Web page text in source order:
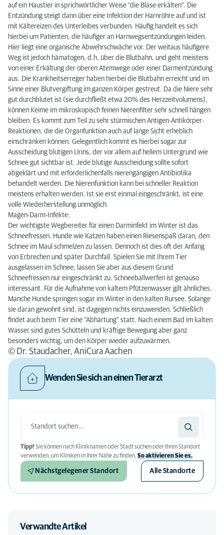
auf ein Haustier in sprichwörtlicher Weise "die Blase erkälten". Die
Entzündung steigt dann über eine Infektion der Harnröhre auf und ist
mit Kältereizen des Unterleibes verbunden. Häufig handelt es sich
hierbei um Patienten, die häufiger an Harnwegsentzündungen leiden.
Hier liegt eine organische Abwehrschwäche vor. Der weitaus häufigere
Weg ist jedoch hämatogen, d.h. über die Blutbahn, und geht meistens
von einer Erkältung der oberen Atemwege oder einer Darmentzündung
aus. Die Krankheitserreger haben hierbei die Blutbahn erreicht und im
Sinne einer Blutvergiftung im ganzen Körper gestreut. Da die Niere sehr
gut durchblutet ist (sie durchfließt etwa 20% des Herzzeitvolumens),
können Keime im mikroskopisch feinen Nierenfilter sehr schnell hängen
bleiben. Es kommt zum Teil zu sehr stürmischen Antigen-Antikörper-
Reaktionen, die die Organfunktion auch auf lange Sicht erheblich
einschränken können. Gelegentlich kommt es hierbei sogar zur
Ausscheidung blutigen Urins, der vor allem auf hellem Untergrund wie
Schnee gut sichtbar ist. Jede blutige Ausscheidung sollte sofort
abgeklärt und mit erforderlichenfalls nierengängigen Antibiotika
behandelt werden. Die Nierenfunktion kann bei schneller Reaktion
meistens erhalten werden. Ist sie erst einmal eingeschränkt, ist eine
volle Wiederherstellung unmöglich.
Magen-Darm-Infekte:
Der wichtigste Wegbereiter für einen Darminfekt im Winter ist das
Schneefressen. Hunde wie Katzen haben einen Riesenspaß daran, den
Schnee im Maul schmelzen zu lassen. Dennoch ist dies oft der Anfang
von Erbrechen und später Durchfall. Spielen Sie mit Ihrem Tier
ausgelassen im Schnee, lassen Sie aber aus diesem Grund
Schneefressen nur eingeschränkt zu. Schneeballwerfen ist genauso
interessant. Für die Aufnahme von kaltem Pfützenwasser gilt ähnliches.
Manche Hunde springen sogar im Winter in den kalten Rursee. Solange
sie daran gewohnt sind, ist dagegen nichts einzuwenden. Schließlich
findet auch beim Tier eine "Abhärtung" statt. Nach einem Bad im kalten
Wasser sind gutes Schütteln und kräftige Bewegung aber ganz
besonders wichtig, um den Körper wieder aufzuwärmen.
© Dr. Staudacher, AniCura Aachen
Wenden Sie sich an einen Tierarzt
Tipp! Sie können nach Kliniknamen oder Stadt suchen oder Ihren Standort
verwenden, um Kliniken in Ihrer Nähe zu finden. So aktivieren Sie es.
Nächstgelegener Standort Alle Standorte
Verwandte Artikel